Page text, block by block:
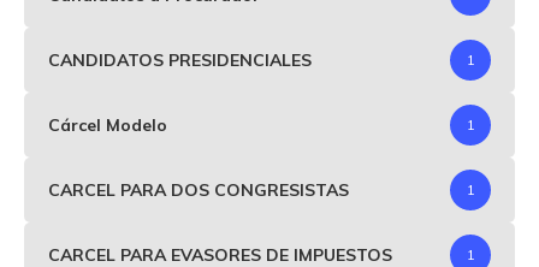
CANDIDATOS PRESIDENCIALES 1
Cárcel Modelo 1
CARCEL PARA DOS CONGRESISTAS 1
CARCEL PARA EVASORES DE IMPUESTOS 1